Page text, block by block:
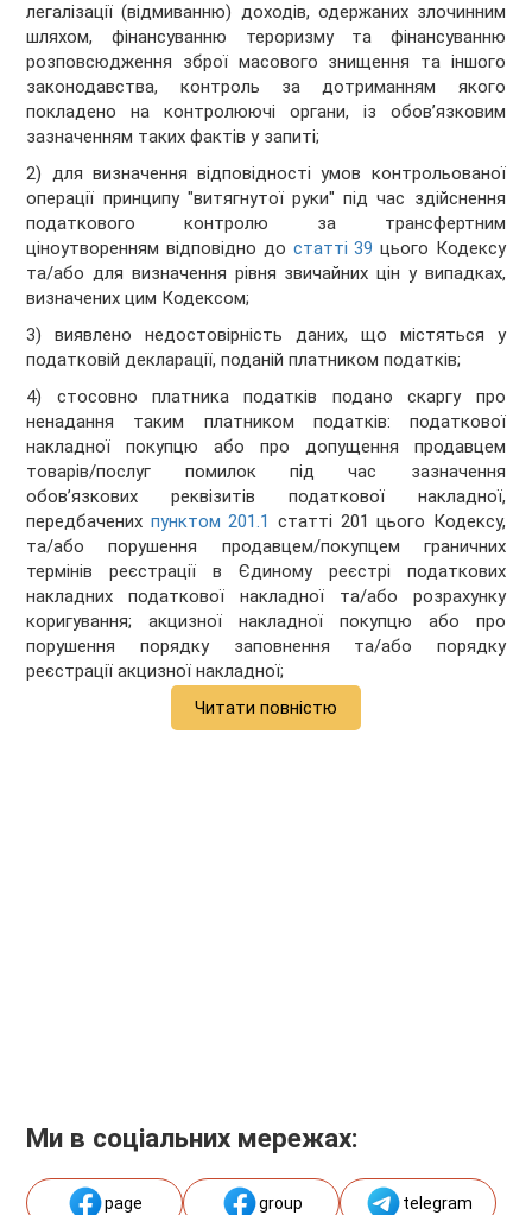
легалізації (відмиванню) доходів, одержаних злочинним
шляхом, фінансуванню тероризму та фінансуванню
розповсюдження зброї масового знищення та іншого
законодавства, контроль за дотриманням якого
покладено на контролюючі органи, із обов’язковим
зазначенням таких фактів у запиті;
2) для визначення відповідності умов контрольованої
операції принципу "витягнутої руки" під час здійснення
податкового контролю за трансфертним
ціноутворенням відповідно до статті 39 цього Кодексу
та/або для визначення рівня звичайних цін у випадках,
визначених цим Кодексом;
3) виявлено недостовірність даних, що містяться у
податковій декларації, поданій платником податків;
4) стосовно платника податків подано скаргу про
ненадання таким платником податків: податкової
накладної покупцю або про допущення продавцем
товарів/послуг помилок під час зазначення
обов’язкових реквізитів податкової накладної,
передбачених пунктом 201.1 статті 201 цього Кодексу,
та/або порушення продавцем/покупцем граничних
термінів реєстрації в Єдиному реєстрі податкових
накладних податкової накладної та/або розрахунку
коригування; акцизної накладної покупцю або про
порушення порядку заповнення та/або порядку
реєстрації акцизної накладної;
Читати повністю
Ми в соціальних мережах:
page group telegram